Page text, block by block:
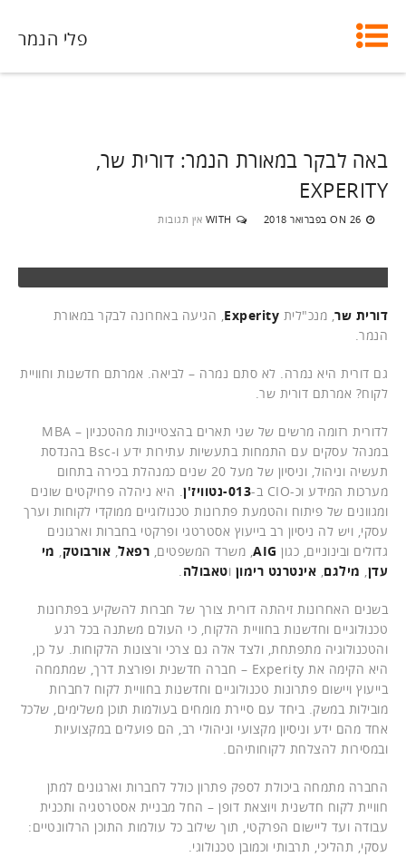
פלי הנמר
באה לבקר במאורת הנמר: דורית שר,
EXPERITY
ON 26 בפברואר 2018 WITH אין תגובות
דורית שר, מנכ"לית Experity, הגיעה באחרונה לבקר במאורת
הנמר.
גם דורית היא נמרה. לא סתם נמרה – לביאה. אמרתם חדשנות וחוויית
לקוח? אמרתם דורית שר.
לדורית רזומה מרשים של שני תארים בהצטיינות מהטכניון – MBA
במנהל עסקים עם התמחות בתעשיות עתירות ידע ו-Bsc בהנדסת
תעשיה וניהול, וניסיון של מעל 20 שנים כמנהלת בכירה בתחום
מערכות המידע וכ-CIO ב-
013-נטוויז'ן
. היא ניהלה פרויקטים שונים
ומגוונים של פיתוח והטמעת פתרונות טכנולוגיים ממוקדי לקוחות וערך
עסקי, ויש לה ניסיון רב בייעוץ אסטרטגי ופרקטי בחברות וארגונים
גדולים ובינוניים, כגון AIG, משרד המשפטים, רפאל, אורבוטק, מי
עדן, מילגם, אינטרנט רימון וטאבולה.
בשנים האחרונות זיהתה דורית צורך של חברות להשקיע בפתרונות
טכנולוגיים וחדשנות בחוויית הלקוח, כי העולם משתנה בכל רגע
והטכנולוגיה מתפתחת, ולצד אלה גם צרכי ורצונות הלקוחות. על כן,
היא הקימה את Experity – חברה חדשנית ופורצת דרך, שמתמחה
בייעוץ ויישום פתרונות טכנולוגיים וחדשנות בחוויית לקוח לחברות
מובילות במשק. ביחד עם סיירת מומחים בעולמות תוכן משלימים, שלכל
אחד מהם ידע וניסיון מקצועי וניהולי רב, הם פועלים במקצועיות
ובמסירות להצלחת לקוחותיהם.
החברה מתמחה ביכולת לספק פתרון כולל לחברות וארגונים למתן
חוויית לקוח חדשנית ויוצאת דופן – החל מבניית אסטרטגיה ותכנית
עבודה ועד ליישום הפרקטי, תוך שילוב כל עולמות התוכן הרלוונטיים:
עסקי, תהליכי, תרבותי וכמובן טכנולוגי.